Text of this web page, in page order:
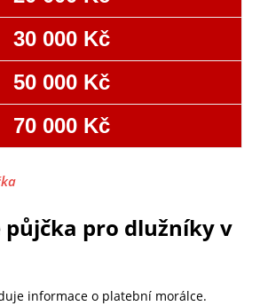
30 000 Kč
50 000 Kč
70 000 Kč
půjčka pro dlužníky v
informace o platební morálce.